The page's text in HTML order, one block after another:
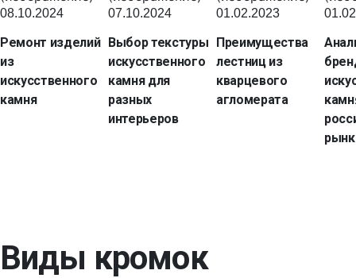
08.10.2024
Ремонт изделий
из
искусственного
камня
07.10.2024
Выбор текстуры
искусственного
камня для
разных
интерьеров
01.02.2023
Преимущества
лестниц из
кварцевого
агломерата
Виды кромок